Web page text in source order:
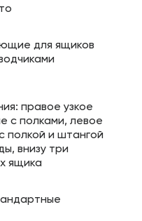
для ящиков
правое узкое
с полками, левое
полкой и штангой
внизу три
ящика